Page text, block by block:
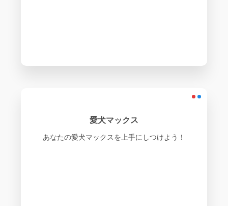
愛犬マックス
あなたの愛犬マックスを上手にしつけよう！